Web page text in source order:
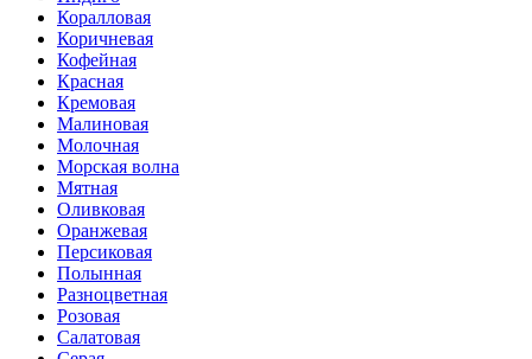
Коралловая
Коричневая
Кофейная
Красная
Кремовая
Малиновая
Молочная
Морская волна
Мятная
Оливковая
Оранжевая
Персиковая
Полынная
Разноцветная
Розовая
Салатовая